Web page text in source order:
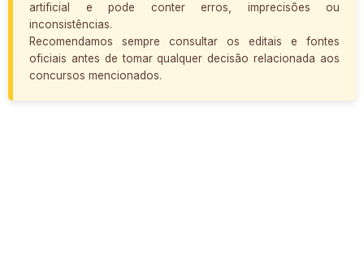
artificial e pode conter erros, imprecisões ou
inconsistências.
Recomendamos sempre consultar os editais e fontes
oficiais antes de tomar qualquer decisão relacionada aos
concursos mencionados.